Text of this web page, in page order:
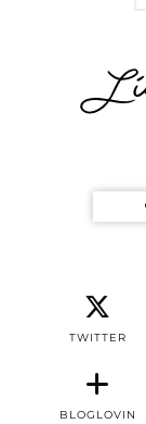
TWITTER
BLOGLOVIN